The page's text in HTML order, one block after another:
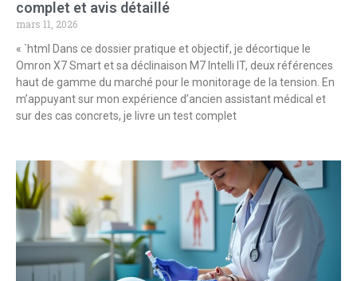
complet et avis détaillé
mars 11, 2026
« `html Dans ce dossier pratique et objectif, je décortique le
Omron X7 Smart et sa déclinaison M7 Intelli IT, deux références
haut de gamme du marché pour le monitorage de la tension. En
m’appuyant sur mon expérience d’ancien assistant médical et
sur des cas concrets, je livre un test complet